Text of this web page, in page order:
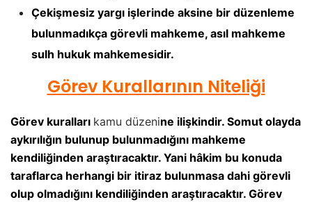
Çekişmesiz yargı işlerinde aksine bir düzenleme
bulunmadıkça görevli mahkeme, asıl mahkeme
sulh hukuk mahkemesidir.
Görev Kurallarının Niteliği
Görev kuralları kamu düzenine ilişkindir. Somut olayda
aykırılığın bulunup bulunmadığını mahkeme
kendiliğinden araştıracaktır. Yani hâkim bu konuda
taraflarca herhangi bir itiraz bulunmasa dahi görevli
olup olmadığını kendiliğinden araştıracaktır. Görev